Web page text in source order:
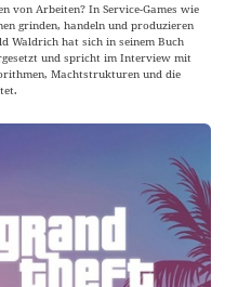
von Arbeiten? In Service-Games wie
grinden, handeln und produzieren
Waldrich hat sich in seinem Buch
und spricht im Interview mit
Machtstrukturen und die